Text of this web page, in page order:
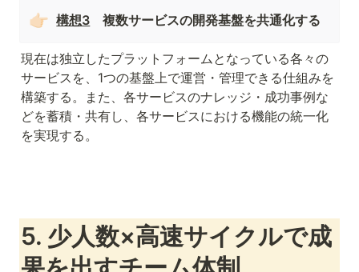
👉🏻 構想3 複数サービスの開発基盤を共通化する
現在は独立したプラットフォームとなっている各々の
サービスを、1つの基盤上で運営・管理できる仕組みを
構築する。また、各サービスのナレッジ・成功事例な
どを蓄積・共有し、各サービスにおける機能の統一化
を実現する。
5. 少人数×高速サイクルで成